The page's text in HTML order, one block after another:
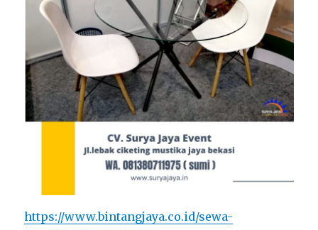
https://www.bintangjaya.co.id/sewa-